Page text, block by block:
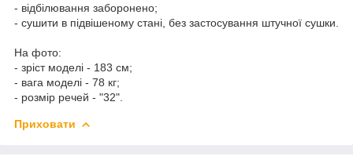
- відбілювання заборонено;
- сушити в підвішеному стані, без застосування штучної сушки.
На фото:
- зріст моделі - 183 см;
- вага моделі - 78 кг;
- розмір речей - "32".
Приховати